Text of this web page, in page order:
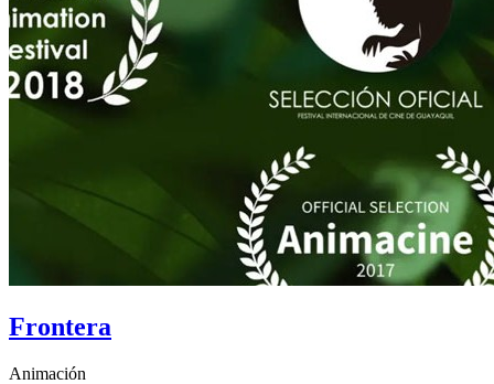
Frontera
Animación